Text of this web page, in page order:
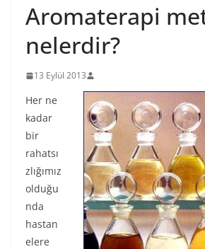
Aromaterapi
nelerdir?
13 Eylül 2013
Her ne
kadar
bir
rahatsı
zlığımız
olduğu
nda
hastan
elere